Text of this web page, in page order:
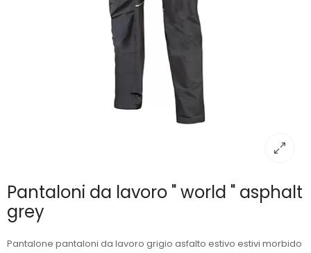
Pantaloni da lavoro " world " asphalt
grey
Pantalone pantaloni da lavoro grigio asfalto estivo estivi morbido